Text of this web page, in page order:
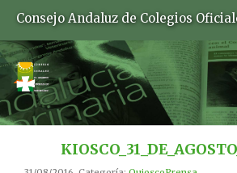
Consejo Andaluz de Colegios